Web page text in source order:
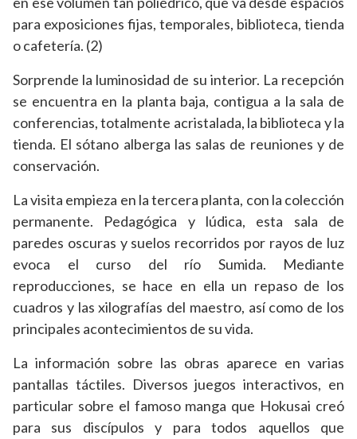
para exposiciones fijas, temporales, biblioteca, tienda
o cafetería. (2)
Sorprende la luminosidad de su interior. La recepción
se encuentra en la planta baja, contigua a la sala de
conferencias, totalmente acristalada, la biblioteca y la
tienda. El sótano alberga las salas de reuniones y de
conservación.
La visita empieza en la tercera planta, con la colección
permanente. Pedagógica y lúdica, esta sala de
paredes oscuras y suelos recorridos por rayos de luz
evoca el curso del río Sumida. Mediante
reproducciones, se hace en ella un repaso de los
cuadros y las xilografías del maestro, así como de los
principales acontecimientos de su vida.
La información sobre las obras aparece en varias
pantallas táctiles. Diversos juegos interactivos, en
particular sobre el famoso manga que Hokusai creó
para sus discípulos y para todos aquellos que